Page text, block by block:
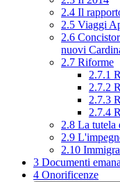
2.4 Il
2.5 Viaggi
2.6
nuovi
2.7 Riforme
2.7.1
2.7.2
2.7.3
2.7.4
2.8 La tutela
2.9
2.10
3 Documenti
4 Onorificenze